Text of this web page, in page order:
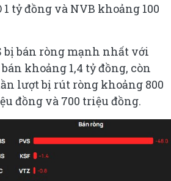
1 tỷ đồng và NVB khoảng 100
bị bán ròng mạnh nhất với
khoảng 1,4 tỷ đồng, còn
lượt bị rút ròng khoảng 800
đồng và 700 triệu đồng.